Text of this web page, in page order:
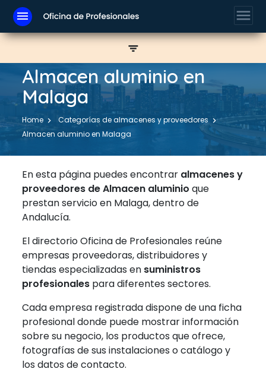
menu menu
Almacen aluminio en
Malaga
Home
Categorías de almacenes y proveedores
Almacen aluminio en Malaga
En esta página puedes encontrar almacenes y
proveedores de Almacen aluminio que
prestan servicio en Malaga, dentro de
Andalucía.
El directorio Oficina de Profesionales reúne
empresas proveedoras, distribuidores y
tiendas especializadas en suministros
profesionales para diferentes sectores.
Cada empresa registrada dispone de una ficha
profesional donde puede mostrar información
sobre su negocio, los productos que ofrece,
fotografías de sus instalaciones o catálogo y
los datos de contacto.
filter_list